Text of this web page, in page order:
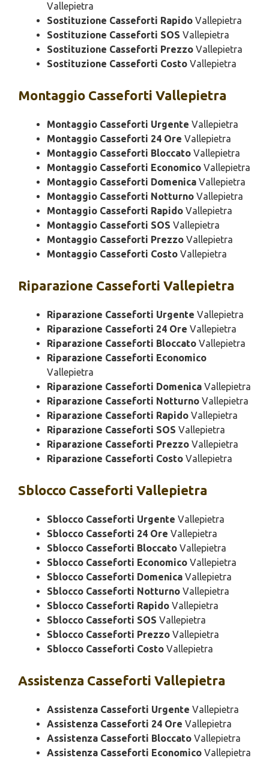
Vallepietra
Sostituzione Casseforti Rapido Vallepietra
Sostituzione Casseforti SOS Vallepietra
Sostituzione Casseforti Prezzo Vallepietra
Sostituzione Casseforti Costo Vallepietra
Montaggio Casseforti Vallepietra
Montaggio Casseforti Urgente Vallepietra
Montaggio Casseforti 24 Ore Vallepietra
Montaggio Casseforti Bloccato Vallepietra
Montaggio Casseforti Economico Vallepietra
Montaggio Casseforti Domenica Vallepietra
Montaggio Casseforti Notturno Vallepietra
Montaggio Casseforti Rapido Vallepietra
Montaggio Casseforti SOS Vallepietra
Montaggio Casseforti Prezzo Vallepietra
Montaggio Casseforti Costo Vallepietra
Riparazione Casseforti Vallepietra
Riparazione Casseforti Urgente Vallepietra
Riparazione Casseforti 24 Ore Vallepietra
Riparazione Casseforti Bloccato Vallepietra
Riparazione Casseforti Economico
Vallepietra
Riparazione Casseforti Domenica Vallepietra
Riparazione Casseforti Notturno Vallepietra
Riparazione Casseforti Rapido Vallepietra
Riparazione Casseforti SOS Vallepietra
Riparazione Casseforti Prezzo Vallepietra
Riparazione Casseforti Costo Vallepietra
Sblocco Casseforti Vallepietra
Sblocco Casseforti Urgente Vallepietra
Sblocco Casseforti 24 Ore Vallepietra
Sblocco Casseforti Bloccato Vallepietra
Sblocco Casseforti Economico Vallepietra
Sblocco Casseforti Domenica Vallepietra
Sblocco Casseforti Notturno Vallepietra
Sblocco Casseforti Rapido Vallepietra
Sblocco Casseforti SOS Vallepietra
Sblocco Casseforti Prezzo Vallepietra
Sblocco Casseforti Costo Vallepietra
Assistenza Casseforti Vallepietra
Assistenza Casseforti Urgente Vallepietra
Assistenza Casseforti 24 Ore Vallepietra
Assistenza Casseforti Bloccato Vallepietra
Assistenza Casseforti Economico Vallepietra